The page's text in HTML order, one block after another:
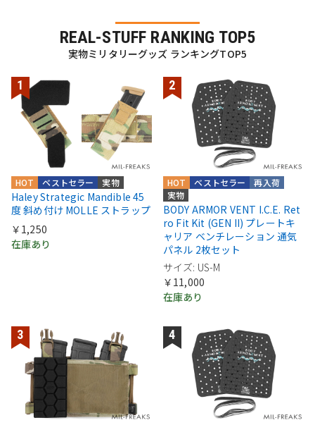
REAL-STUFF RANKING TOP5
実物ミリタリーグッズ ランキングTOP5
実物
ベストセラー
HOT
Haley Strategic Mandible 45
度 斜め付け MOLLE ストラップ
￥1,250
在庫あり
実物
再入荷
ベストセラー
HOT
BODY ARMOR VENT I.C.E. Ret
ro Fit Kit (GEN II) プレートキ
ャリア ベンチレーション 通気
パネル 2枚セット
サイズ: US-M
￥11,000
在庫あり